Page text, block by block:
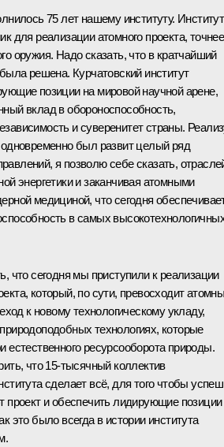
75 лет нашему институту. Институт
для реализации атомного проекта, точнее
оружия. Надо сказать, что в кратчайший
решена. Курчатовский институт
позиции на мировой научной арене,
вклад в обороноспособность,
и суверенитет страны.
был развит целый ряд
я позволю себе сказать,
энергетики и заканчивая атомными
медициной, что сегодня
в самых
что сегодня мы приступили к реализации
который, по сути, превосходит
к новому технологическому укладу,
технологиях, которые
естественного ресурсооборота природы.
что 15‑тысячный коллектив
сделает всё, для того чтобы
проект и обеспечить лидирующие позиции
это было всегда в истории института